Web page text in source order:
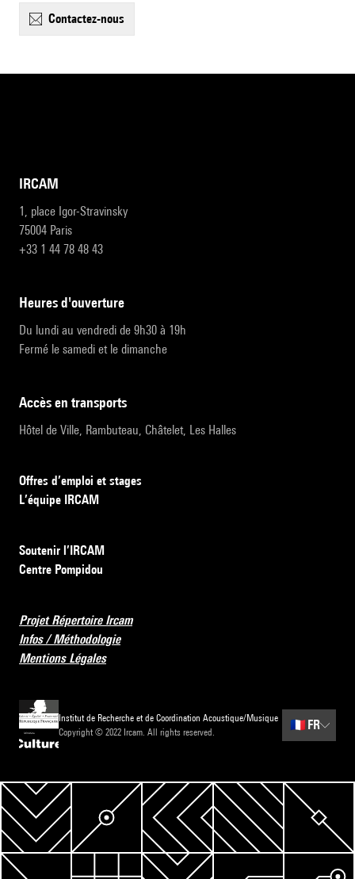
contactez-nous
IRCAM
1, place Igor-Stravinsky
75004 Paris
+33 1 44 78 48 43
heures d'ouverture
Du lundi au vendredi de 9h30 à 19h
Fermé le samedi et le dimanche
accès en transports
Hôtel de Ville, Rambuteau, Châtelet, Les Halles
Offres d’emploi et stages
L’équipe IRCAM
Soutenir l’IRCAM
Centre Pompidou
Projet Répertoire Ircam
Infos / Méthodologie
Mentions Légales
Institut de Recherche et de Coordination Acoustique/Musique
Copyright © 2022 Ircam. All rights reserved.
🇫🇷 FR